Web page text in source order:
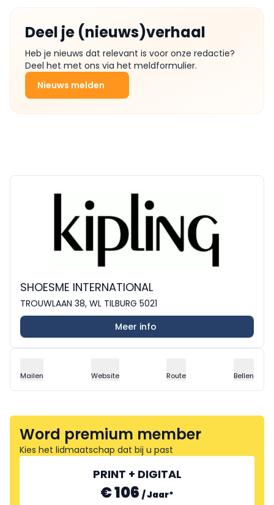
Deel je (nieuws)verhaal
Heb je nieuws dat relevant is voor onze redactie?
Deel het met ons via het meldformulier.
Nieuws melden
SHOESME INTERNATIONAL
TROUWLAAN 38, WL TILBURG 5021
Meer info
Mailen Website Route Bellen
Word premium member
Kies het lidmaatschap dat bij u past
PRINT + DIGITAL
€ 106 /Jaar*